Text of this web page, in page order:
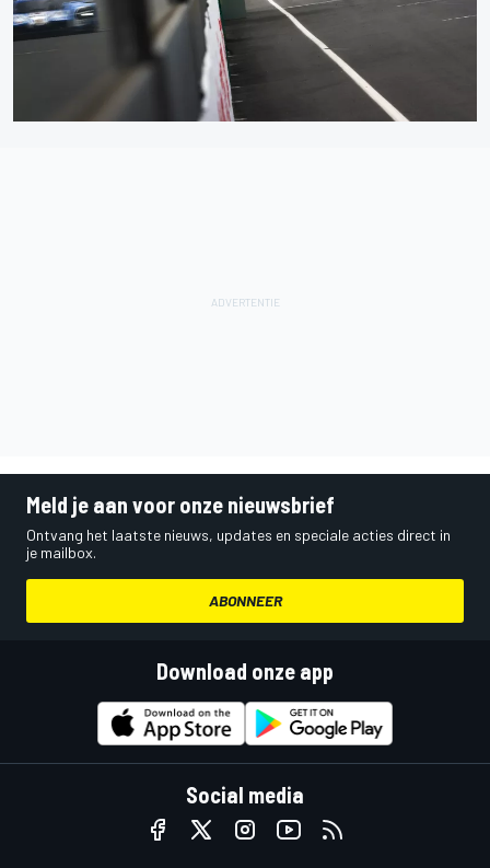
Meld je aan voor onze nieuwsbrief
Ontvang het laatste nieuws, updates en speciale acties direct in
je mailbox.
ABONNEER
Download onze app
Social media